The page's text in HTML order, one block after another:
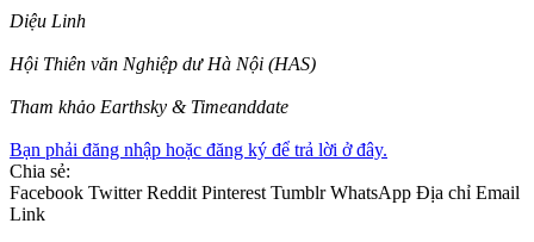
Diệu Linh
Hội Thiên văn Nghiệp dư Hà Nội (HAS)
Tham khảo Earthsky & Timeanddate
Bạn phải đăng nhập hoặc đăng ký để trả lời ở đây.
Chia sẻ:
Facebook Twitter Reddit Pinterest Tumblr WhatsApp Địa chỉ Email
Link